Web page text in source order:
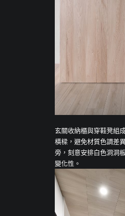
玄關收納櫃與穿鞋凳組
橫樑，避免材質色調差
旁，刻意安排白色洞洞
變化性。